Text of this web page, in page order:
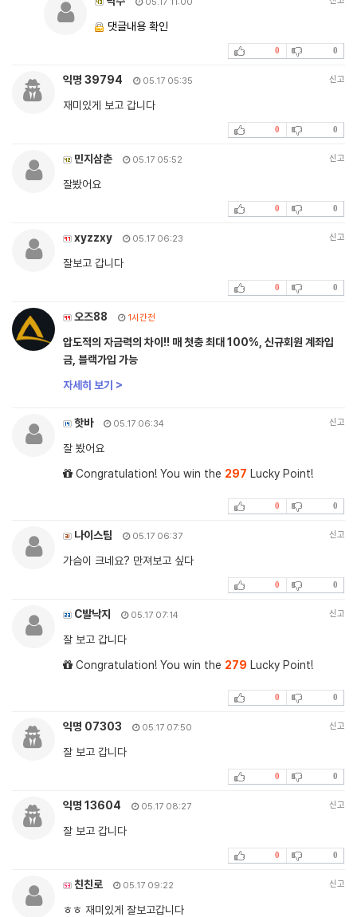
댓글내용 확인
0 0
익명 39794 05.17 05:35 신고
재미있게 보고 갑니다
0 0
민지삼춘 05.17 05:52 신고
잘봤어요
0 0
xyzzxy 05.17 06:23 신고
잘보고 갑니다
0 0
오즈88 1시간전
압도적의 자금력의 차이!! 매 첫충 최대 100%, 신규회원 계좌입
금, 블랙가입 가능
자세히 보기 >
핫바 05.17 06:34 신고
잘 봤어요
Congratulation! You win the 297 Lucky Point!
0 0
나이스팀 05.17 06:37 신고
가슴이 크네요? 만져보고 싶다
0 0
C발낙지 05.17 07:14 신고
잘 보고 갑니다
Congratulation! You win the 279 Lucky Point!
0 0
익명 07303 05.17 07:50 신고
잘 보고 갑니다
0 0
익명 13604 05.17 08:27 신고
잘 보고 갑니다
0 0
친친로 05.17 09:22 신고
ㅎㅎ 재미있게 잘보고갑니다